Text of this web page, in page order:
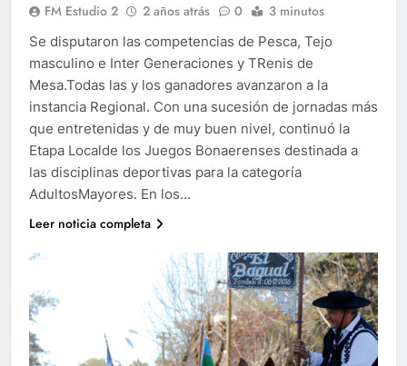
FM Estudio 2 2 años atrás 0 3 minutos
Se disputaron las competencias de Pesca, Tejo
masculino e Inter Generaciones y TRenis de
Mesa.Todas las y los ganadores avanzaron a la
instancia Regional. Con una sucesión de jornadas más
que entretenidas y de muy buen nivel, continuó la
Etapa Localde los Juegos Bonaerenses destinada a
las disciplinas deportivas para la categoría
AdultosMayores. En los…
Leer noticia completa